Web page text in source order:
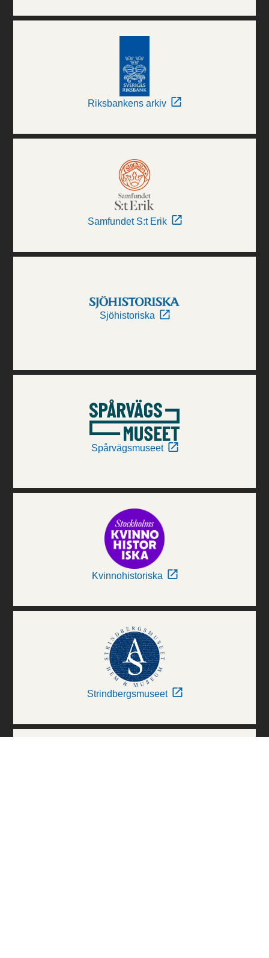
Riksbankens arkiv
Samfundet S:t Erik
Sjöhistoriska
Spårvägsmuseet
Kvinnohistoriska
Strindbergsmuseet